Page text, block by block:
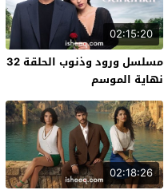
02:15:20
مسلسل ورود وذنوب الحلقة 32
نهاية الموسم
02:18:26